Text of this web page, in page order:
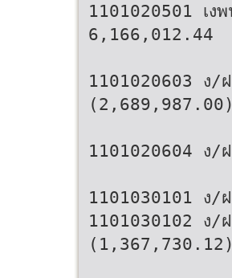
1101020501 เ
6,166,012.44
1101020603 ง
1101020604
1101030101 ง
1101030102 ง